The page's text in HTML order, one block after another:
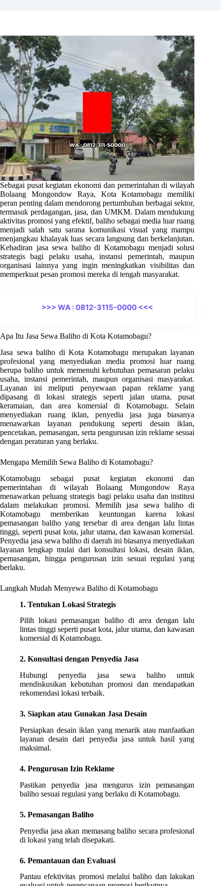
Sebagai pusat kegiatan ekonomi dan pemerintahan di wilayah
Bolaang Mongondow Raya, Kota Kotamobagu memiliki
peran penting dalam mendorong pertumbuhan berbagai sektor,
termasuk perdagangan, jasa, dan UMKM. Dalam mendukung
aktivitas promosi yang efektif, baliho sebagai media luar ruang
menjadi salah satu sarana komunikasi visual yang mampu
menjangkau khalayak luas secara langsung dan berkelanjutan.
Kehadiran jasa sewa baliho di Kotamobagu menjadi solusi
strategis bagi pelaku usaha, instansi pemerintah, maupun
organisasi lainnya yang ingin meningkatkan visibilitas dan
memperkuat pesan promosi mereka di tengah masyarakat.
>>> WA : 0812-3115-0000 <<<
Apa Itu Jasa Sewa Baliho di Kota Kotamobagu?
Jasa sewa baliho di Kota Kotamobagu merupakan layanan
profesional yang menyediakan media promosi luar ruang
berupa baliho untuk memenuhi kebutuhan pemasaran pelaku
usaha, instansi pemerintah, maupun organisasi masyarakat.
Layanan ini meliputi penyewaan papan reklame yang
dipasang di lokasi strategis seperti jalan utama, pusat
keramaian, dan area komersial di Kotamobagu. Selain
menyediakan ruang iklan, penyedia jasa juga biasanya
menawarkan layanan pendukung seperti desain iklan,
pencetakan, pemasangan, serta pengurusan izin reklame sesuai
dengan peraturan yang berlaku.
Mengapa Memilih Sewa Baliho di Kotamobagu?
Kotamobagu sebagai pusat kegiatan ekonomi dan
pemerintahan di wilayah Bolaang Mongondow Raya
menawarkan peluang strategis bagi pelaku usaha dan institusi
dalam melakukan promosi. Memilih jasa sewa baliho di
Kotamobagu memberikan keuntungan karena lokasi
pemasangan baliho yang tersebar di area dengan lalu lintas
tinggi, seperti pusat kota, jalur utama, dan kawasan komersial.
Penyedia jasa sewa baliho di daerah ini biasanya menyediakan
layanan lengkap mulai dari konsultasi lokasi, desain iklan,
pemasangan, hingga pengurusan izin sesuai regulasi yang
berlaku.
Langkah Mudah Menyewa Baliho di Kotamobagu
1. Tentukan Lokasi Strategis
Pilih lokasi pemasangan baliho di area dengan lalu
lintas tinggi seperti pusat kota, jalur utama, dan kawasan
komersial di Kotamobagu.
2. Konsultasi dengan Penyedia Jasa
Hubungi penyedia jasa sewa baliho untuk
mendiskusikan kebutuhan promosi dan mendapatkan
rekomendasi lokasi terbaik.
3. Siapkan atau Gunakan Jasa Desain
Persiapkan desain iklan yang menarik atau manfaatkan
layanan desain dari penyedia jasa untuk hasil yang
maksimal.
4. Pengurusan Izin Reklame
Pastikan penyedia jasa mengurus izin pemasangan
baliho sesuai regulasi yang berlaku di Kotamobagu.
5. Pemasangan Baliho
Penyedia jasa akan memasang baliho secara profesional
di lokasi yang telah disepakati.
6. Pemantauan dan Evaluasi
Pantau efektivitas promosi melalui baliho dan lakukan